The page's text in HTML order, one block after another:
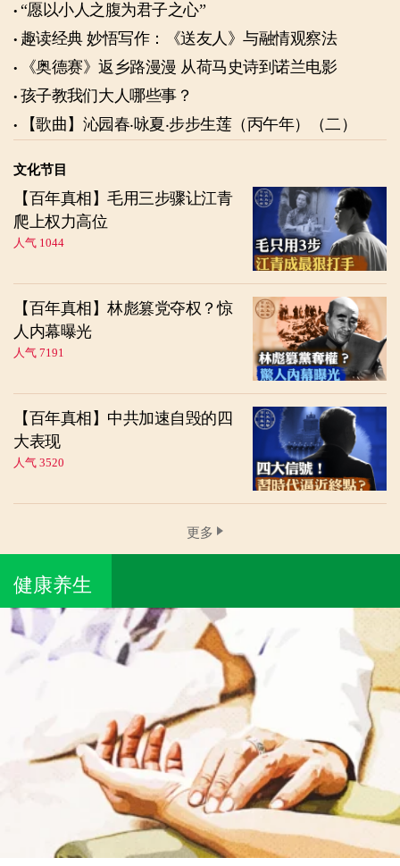
“愿以小人之腹为君子之心”
趣读经典 妙悟写作：《送友人》与融情观察法
《奥德赛》返乡路漫漫 从荷马史诗到诺兰电影
孩子教我们大人哪些事？
【歌曲】沁园春‧咏夏‧步步生莲（丙午年）（二）
文化节目
【百年真相】毛用三步骤让江青
爬上权力高位
人气 1044
【百年真相】林彪篡党夺权？惊
人内幕曝光
人气 7191
【百年真相】中共加速自毁的四
大表现
人气 3520
更多
健康养生